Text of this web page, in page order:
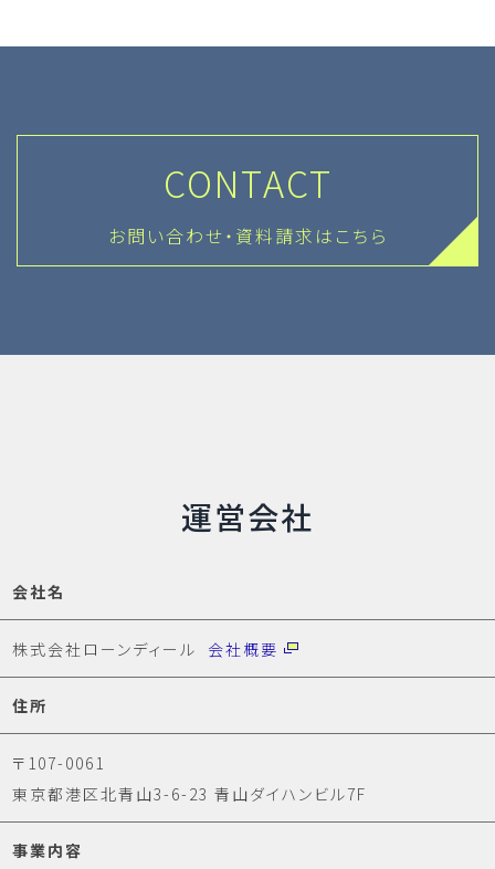
CONTACT
お問い合わせ・資料請求はこちら
運営会社
会社名
株式会社ローンディール 会社概要
住所
〒107-0061
東京都港区北青山3-6-23 青山ダイハンビル7F
事業内容